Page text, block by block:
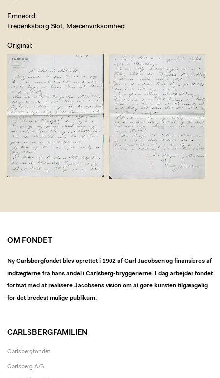
Emneord
Frederiksborg Slot, Mæcenvirksomhed
Original
OM FONDET
Ny Carlsbergfondet blev oprettet i 1902 af Carl Jacobsen og finansieres af
indtægterne fra hans andel i Carlsberg-bryggerierne. I dag arbejder fondet
fortsat med at realisere Jacobsens vision om at gøre kunsten tilgængelig
for det bredest mulige publikum.
CARLSBERGFAMILIEN
Carlsbergfondet
Carlsberg A/S